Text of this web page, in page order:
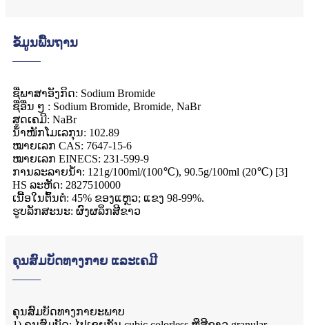
ຂໍ້ມູນພື້ນຖານ
ຊື່ພາສາອັງກິດ: Sodium Bromide
ຊື່ອື່ນ ໆ : Sodium Bromide, Bromide, NaBr
ສູດເຄມີ: NaBr
ນ້ຳໜັກໂມເລກຸນ: 102.89
ໝາຍເລກ CAS: 7647-15-6
ໝາຍເລກ EINECS: 231-599-9
ການລະລາຍນ້ໍາ: 121g/100ml/(100℃), 90.5g/100ml (20℃) [3]
HS ລະຫັດ: 2827510000
ເນື້ອໃນຕົ້ນຕໍ: 45% ຂອງແຫຼວ; ແຂງ 98-99%.
ຮູບລັກສະນະ: ຜົງຜລຶກສີຂາວ
ຄຸນສົມບັດທາງກາຍ ແລະເຄມີ
ຄຸນສົມບັດທາງກາຍະພາບ